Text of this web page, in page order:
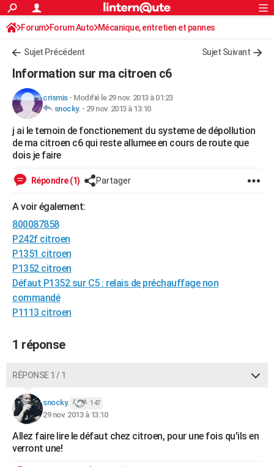
ACTUALITÉS
Politique
Société
Faits Divers
Education
Monde
Villes
+
FINANCE
Retraite
Impôts
Epargne
Immobilier
Risques naturels par ville
Banque
Assurance
Crédit
AUTO
Essais
Réserver un essai
Citadines
Berlines
SUV
Forum auto
+HIGH-TECH
Mobiles
Meilleur smartphone
Internet
Ordinateurs
Jeux vidéo
Guide high-tech
+
Forum
Aménagement intérieur
Extérieur
Cuisine
Salle de bains
Jardinage
Rangement
WEEK-END
Guides de France
Escapades
Patrimoine
Expositions
Musées
Week-end nature
+LIFESTYLE
Art de vivre
Bien-être
Loisirs
Mode
Modes de vie
SANTE
Alimentation
Guide de la santé
Maladies
Médicaments
Sommeil
VOYAGE
Destinations
City break
Voyage nature
Voyage de noces
Forum
Climat
+PHOTO
GUIDES D'ACHAT
BONS PLANS
Dictionnaire
Biographies
Citations
Expressions
Proverbes
PROGRAMME TV
COPAINS D'AVANT
Rechercher
S'inscrire
Connexion
Forum Forum Auto Mécanique, entretien et pannes
Sujet Précédent Sujet Suivant
Information sur ma citroen c6
crismis- Modifié le 29 nov. 2013 à 01:23
snocky. - 29 nov. 2013 à 13:10
j ai le temoin de fonctionement du systeme de dépollution
de ma citroen c6 qui reste allumee en cours de route que
dois je faire
Répondre (1) Partager
A voir également:
800087858
P242f citroen
P1351 citroen
P1352 citroen
Défaut P1352 sur C5 : relais de préchauffage non
commandé
P1113 citroen
1 réponse
RÉPONSE 1 / 1
snocky. 147
29 nov. 2013 à 13:10
Allez faire lire le défaut chez citroen, pour une fois qu'ils en
verront une!